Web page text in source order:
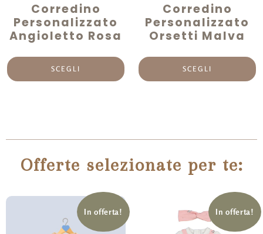
Corredino
Personalizzato
Angioletto Rosa
SCEGLI
Corredino
Personalizzato
Orsetti Malva
SCEGLI
Offerte selezionate per te:
In offerta! In offerta!